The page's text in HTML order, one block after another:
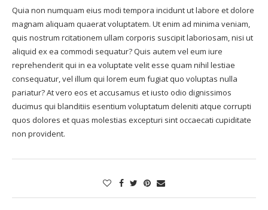
Quia non numquam eius modi tempora incidunt ut labore et dolore
magnam aliquam quaerat voluptatem. Ut enim ad minima veniam,
quis nostrum rcitationem ullam corporis suscipit laboriosam, nisi ut
aliquid ex ea commodi sequatur? Quis autem vel eum iure
reprehenderit qui in ea voluptate velit esse quam nihil lestiae
consequatur, vel illum qui lorem eum fugiat quo voluptas nulla
pariatur? At vero eos et accusamus et iusto odio dignissimos
ducimus qui blanditiis esentium voluptatum deleniti atque corrupti
quos dolores et quas molestias excepturi sint occaecati cupiditate
non provident.